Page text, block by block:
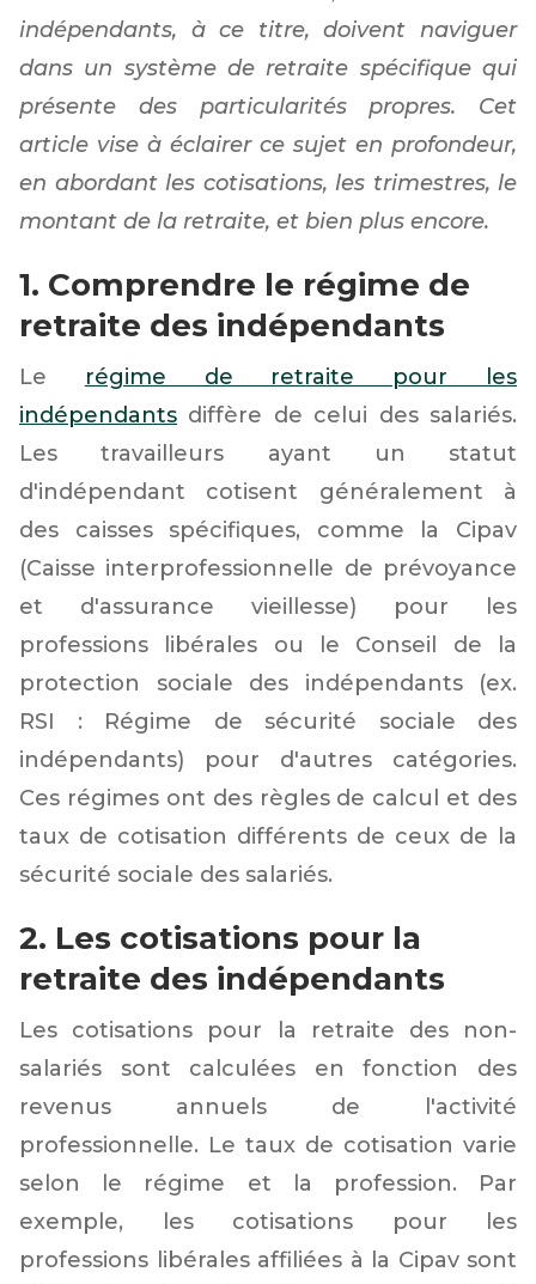
indépendants, à ce titre, doivent naviguer
dans un système de retraite spécifique qui
présente des particularités propres. Cet
article vise à éclairer ce sujet en profondeur,
en abordant les cotisations, les trimestres, le
montant de la retraite, et bien plus encore.
1. Comprendre le régime de
retraite des indépendants
Le régime de retraite pour les
indépendants diffère de celui des salariés.
Les travailleurs ayant un statut
d'indépendant cotisent généralement à
des caisses spécifiques, comme la Cipav
(Caisse interprofessionnelle de prévoyance
et d'assurance vieillesse) pour les
professions libérales ou le Conseil de la
protection sociale des indépendants (ex.
RSI : Régime de sécurité sociale des
indépendants) pour d'autres catégories.
Ces régimes ont des règles de calcul et des
taux de cotisation différents de ceux de la
sécurité sociale des salariés.
2. Les cotisations pour la
retraite des indépendants
Les cotisations pour la retraite des non-
salariés sont calculées en fonction des
revenus annuels de l'activité
professionnelle. Le taux de cotisation varie
selon le régime et la profession. Par
exemple, les cotisations pour les
professions libérales affiliées à la Cipav sont